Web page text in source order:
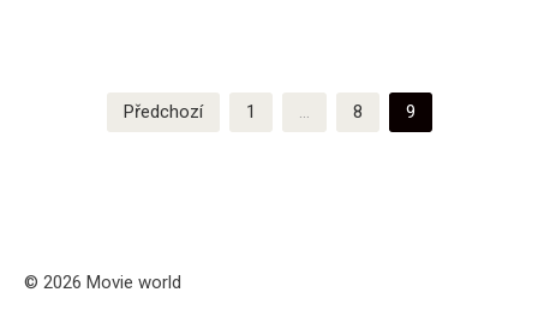
Předchozí 1 … 8 9
© 2026 Movie world